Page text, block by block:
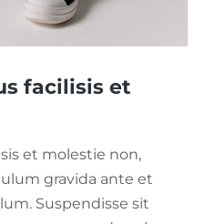
facilisis et
et molestie non,
gravida ante et
Suspendisse sit